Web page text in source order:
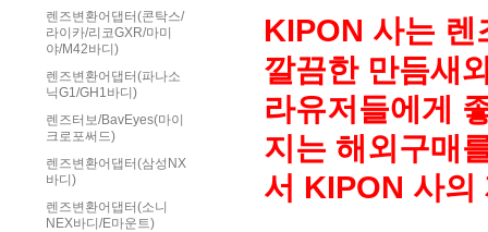
렌즈변환어댑터(콘탁스/
라이카/리코GXR/마미
야/M42바디)
렌즈변환어댑터(파나소
닉G1/GH1바디)
렌즈터보/BavEyes(마이
크로포써드)
렌즈변환어댑터(삼성NX
바디)
렌즈변환어댑터(소니
NEX바디/E마운트)
KIPON 사는
깔끔한 만듬새
라유저들에게
지는 해외구매
서 KIPON 사의